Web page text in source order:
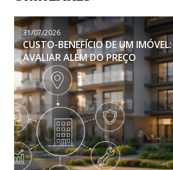
31/07/2026
CUSTO-BENEFÍCIO DE UM
AVALIAR ALÉM DO PREÇO